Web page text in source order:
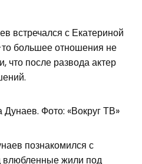
встречался с Екатериной
большее отношения не
что после развода актер
Дунаев. Фото: «Вокруг ТВ»
познакомился с
жили под